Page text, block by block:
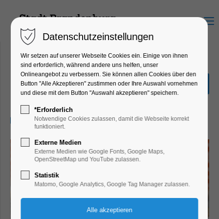
Menu
Mops-Führung
Führung, Highlight, Themenführung
20.09.2026, 14:30–16:30
Datenschutzeinstellungen
Wir setzen auf unserer Webseite Cookies ein. Einige von ihnen
sind erforderlich, während andere uns helfen, unser
Onlineangebot zu verbessern. Sie können allen Cookies über den
Button "Alle Akzeptieren" zustimmen oder Ihre Auswahl vornehmen
und diese mit dem Button "Auswahl akzeptieren" speichern.
*Erforderlich
Notwendige Cookies zulassen, damit die Webseite korrekt
funktioniert.
Externe Medien
Externe Medien wie Google Fonts, Google Maps,
OpenStreetMap und YouTube zulassen.
Statistik
Matomo, Google Analytics, Google Tag Manager zulassen.